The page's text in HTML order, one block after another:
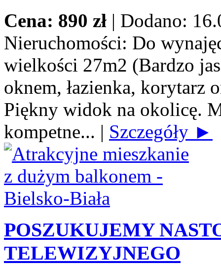
Cena: 890 zł | Dodano:
Nieruchomości: Do
wielkości 27m2 (Bardzo
oknem, łazienka, korytarz
Piękny widok na okolicę.
kompetne... | Szczegóły ►
POSZUKUJEMY
TELEWIZYJNEGO